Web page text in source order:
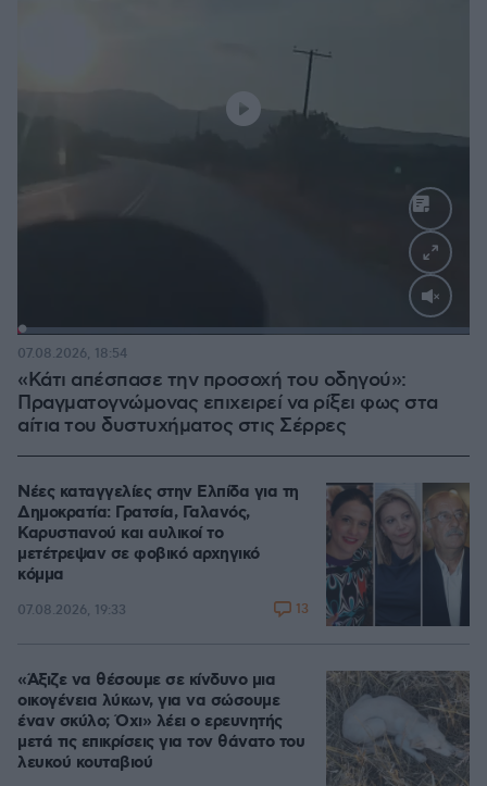
Loaded:
«Κάτι απέσπασε την προσοχή του οδηγού»:
Πραγματογνώμονας επιχειρεί να ρίξει φως στα
αίτια του δυστυχήματος στις Σέρρες
07.08.2026, 18:54
Νέες καταγγελίες στην Ελπίδα για τη
Δημοκρατία: Γρατσία, Γαλανός,
Καρυστιανού και αυλικοί το
μετέτρεψαν σε φοβικό αρχηγικό
κόμμα
07.08.2026, 19:33 13
«Άξιζε να θέσουμε σε κίνδυνο μια
οικογένεια λύκων, για να σώσουμε
έναν σκύλο; Όχι» λέει ο ερευνητής
μετά τις επικρίσεις για τον θάνατο του
λευκού κουταβιού